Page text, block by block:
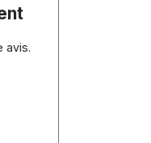
avis.